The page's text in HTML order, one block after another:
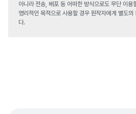
아니라 전송, 배포 등 어떠한 방식으로도 무단 이용
영리적인 목적으로 사용할 경우 원작자에게 별도의
다.